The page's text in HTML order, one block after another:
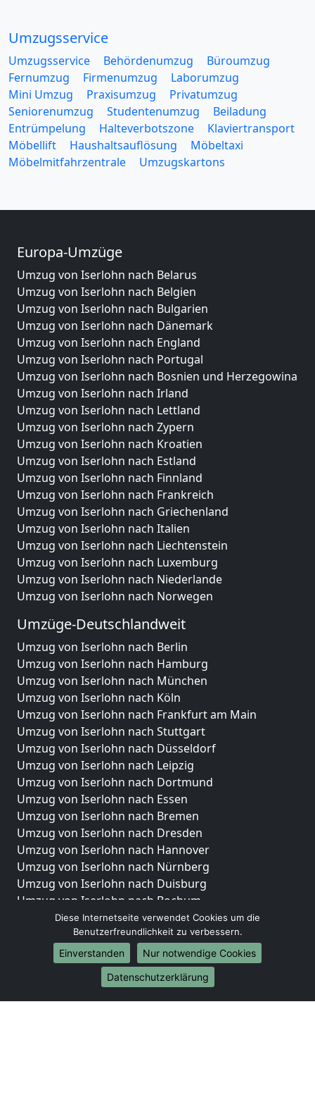
Umzugsservice
Umzugsservice Behördenumzug
Büroumzug
Fernumzug
Firmenumzug
Laborumzug
Mini Umzug
Praxisumzug
Privatumzug
Seniorenumzug
Studentenumzug
Beiladung
Entrümpelung
Halteverbotszone
Klaviertransport
Möbellift
Haushaltsauflösung
Möbeltaxi
Möbelmitfahrzentrale
Umzugskartons
Europa-Umzüge
Umzug von Iserlohn nach Belarus
Umzug von Iserlohn nach Belgien
Umzug von Iserlohn nach Bulgarien
Umzug von Iserlohn nach Dänemark
Umzug von Iserlohn nach England
Umzug von Iserlohn nach Portugal
Umzug von Iserlohn nach Bosnien und Herzegowina
Umzug von Iserlohn nach Irland
Umzug von Iserlohn nach Lettland
Umzug von Iserlohn nach Zypern
Umzug von Iserlohn nach Kroatien
Umzug von Iserlohn nach Estland
Umzug von Iserlohn nach Finnland
Umzug von Iserlohn nach Frankreich
Umzug von Iserlohn nach Griechenland
Umzug von Iserlohn nach Italien
Umzug von Iserlohn nach Liechtenstein
Umzug von Iserlohn nach Luxemburg
Umzug von Iserlohn nach Niederlande
Umzug von Iserlohn nach Norwegen
Umzüge-Deutschlandweit
Umzug von Iserlohn nach Berlin
Umzug von Iserlohn nach Hamburg
Umzug von Iserlohn nach München
Umzug von Iserlohn nach Köln
Umzug von Iserlohn nach Frankfurt am Main
Umzug von Iserlohn nach Stuttgart
Umzug von Iserlohn nach Düsseldorf
Umzug von Iserlohn nach Leipzig
Umzug von Iserlohn nach Dortmund
Umzug von Iserlohn nach Essen
Umzug von Iserlohn nach Bremen
Umzug von Iserlohn nach Dresden
Umzug von Iserlohn nach Hannover
Umzug von Iserlohn nach Nürnberg
Umzug von Iserlohn nach Duisburg
Umzug von Iserlohn nach Bochum
Umzug von Iserlohn nach Wuppertal
Umzug von Iserlohn nach Bielefeld
Umzug von Iserlohn nach Bonn
Umzug von Iserlohn nach Münster
Diese Internetseite verwendet Cookies um die
Benutzerfreundlichkeit zu verbessern.
Einverstanden
Nur notwendige Cookies
Datenschutzerklärung